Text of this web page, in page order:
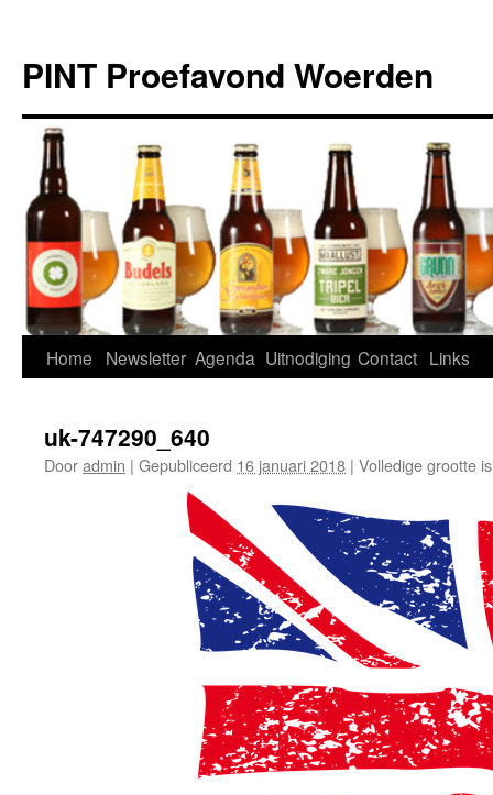
de
inhoud
PINT Proefavond Woerden
Home Newsletter Agenda Uitnodiging Contact Links
uk-747290_640
Dooradmin | Gepubliceerd 16 januari 2018 | Volledige grootte